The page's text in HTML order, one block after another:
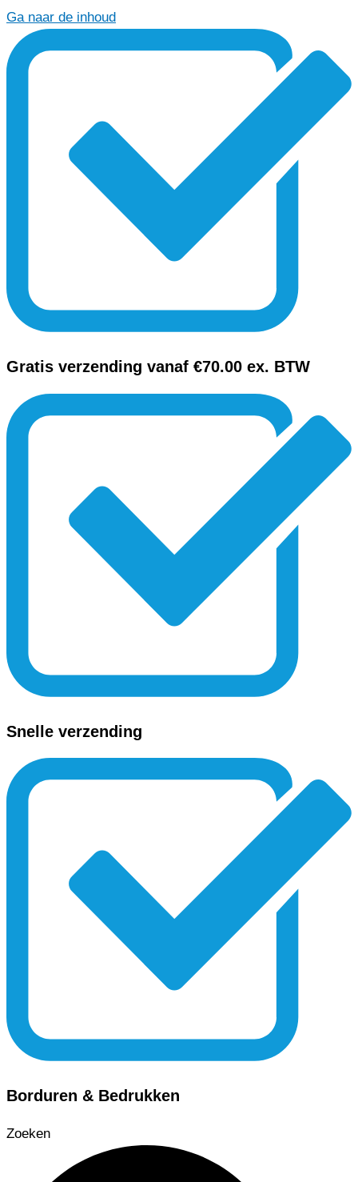
Ga naar de inhoud
Gratis verzending vanaf €70.00 ex. BTW
Snelle verzending
Borduren & Bedrukken
Zoeken